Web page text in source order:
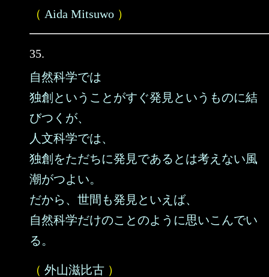
（ Aida Mitsuwo ）
35.
自然科学では
独創ということがすぐ発見というものに結
びつくが、
人文科学では、
独創をただちに発見であるとは考えない風
潮がつよい。
だから、世間も発見といえば、
自然科学だけのことのように思いこんでい
る。
（ 外山滋比古 ）